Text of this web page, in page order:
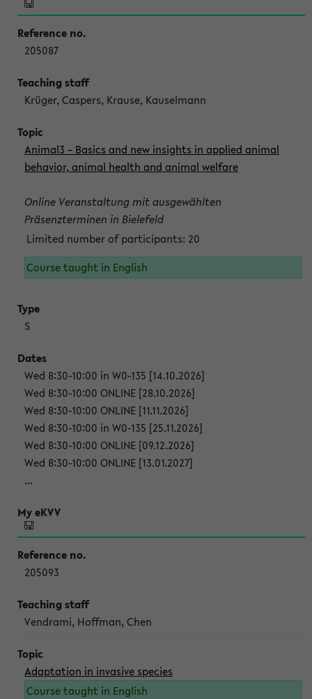
205087
Krüger, Caspers, Krause, Kauselmann
Animal3 – Basics and new insights in applied animal
behavior, animal health and animal welfare
Online Veranstaltung mit ausgewählten
Präsenzterminen in Bielefeld
Limited number of participants: 20
Course taught in English
S
Wed 8:30-10:00 in W0-135 [14.10.2026]
Wed 8:30-10:00 ONLINE [28.10.2026]
Wed 8:30-10:00 ONLINE [11.11.2026]
Wed 8:30-10:00 in W0-135 [25.11.2026]
Wed 8:30-10:00 ONLINE [09.12.2026]
Wed 8:30-10:00 ONLINE [13.01.2027]
...
205093
Vendrami, Hoffman, Chen
Adaptation in invasive species
Course taught in English